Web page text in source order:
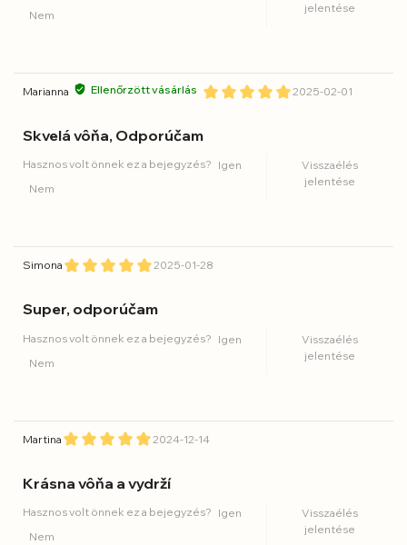
Nem
jelentése
Marianna Ellenőrzött vásárlás 2025-02-01
Skvelá vôňa, Odporúčam
Hasznos volt önnek ez a bejegyzés? Igen
Nem
Visszaélés
jelentése
Simona 2025-01-28
Super, odporúčam
Hasznos volt önnek ez a bejegyzés? Igen
Nem
Visszaélés
jelentése
Martina 2024-12-14
Krásna vôňa a vydrží
Hasznos volt önnek ez a bejegyzés? Igen
Nem
Visszaélés
jelentése